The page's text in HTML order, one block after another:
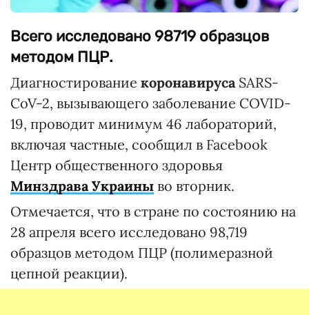
Всего исследовано 98719 образцов
методом ПЦР.
Диагностирование коронавирусаSARS-
CoV-2, вызывающего заболевание COVID-
19, проводит минимум 46 лабораторий,
включая частные, сообщил в Facebook
Центр общественного здоровья
Минздрава Украины во вторник.
Отмечается, что в стране по состоянию на
28 апреля всего исследовано 98,719
образцов методом ПЦР (полимеразной
цепной реакции).